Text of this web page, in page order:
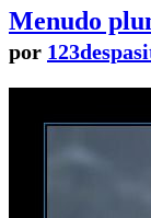
Menudo
por